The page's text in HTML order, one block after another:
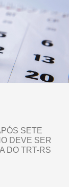
SETE
DEVE SER
DO TRT-RS